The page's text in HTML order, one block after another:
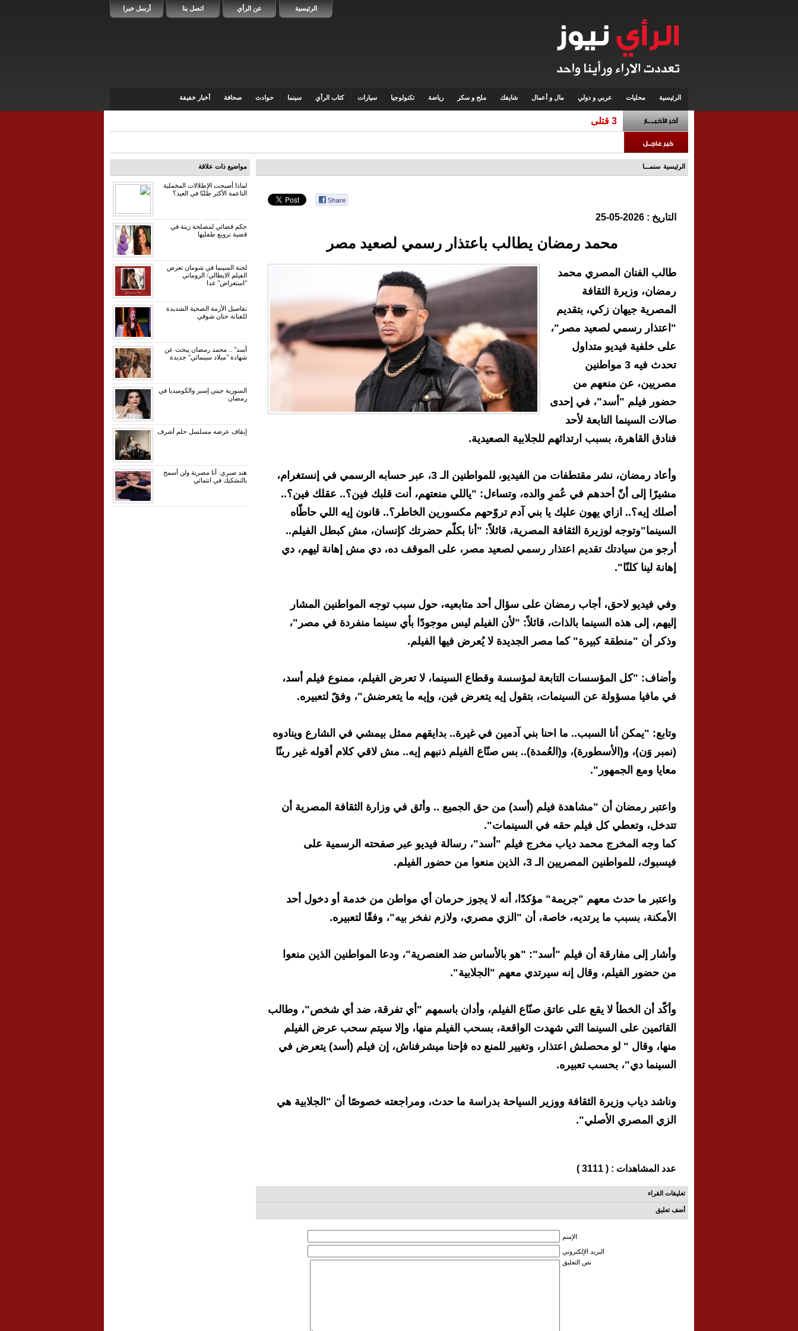
أرسل خبرا اتصل بنا عن الرأي الرئيسية
الرئيسية محليات عربي و دولي مال و أعمال شايفك ملح و سكر رياضة تكنولوجيا سيارات كتاب الرأي سينما حوادث صحافة أخبار خفيفة
3 قتلى من الق
الرئيسية سنمـــا
التاريخ : 2026-05-25
محمد رمضان يطالب باعتذار رسمي لصعيد مصر
طالب الفنان المصري محمد
رمضان، وزيرة الثقافة
المصرية جيهان زكي، بتقديم
"اعتذار رسمي لصعيد مصر"،
على خلفية فيديو متداول
تحدث فيه 3 مواطنين
مصريين، عن منعهم من
حضور فيلم "أسد"، في إحدى
صالات السينما التابعة لأحد
فنادق القاهرة، بسبب ارتدائهم للجلابية الصعيدية.
وأعاد رمضان، نشر مقتطفات من الفيديو، للمواطنين الـ 3، عبر حسابه الرسمي في إنستغرام،
مشيرًا إلى أنّ أحدهم في عُمرِ والده، وتساءل: "ياللي منعتهم، أنت قلبك فين؟.. عقلك فين؟..
أصلك إيه؟.. ازاي يهون عليك يا بني آدم تروّحهم مكسورين الخاطر؟.. قانون إيه اللي حاطّاه
السينما"وتوجه لوزيرة الثقافة المصرية، قائلاً: "أنا بكلّم حضرتك كإنسان، مش كبطل الفيلم..
أرجو من سيادتك تقديم اعتذار رسمي لصعيد مصر، على الموقف ده، دي مش إهانة ليهم، دي
إهانة لينا كلنّا".
وفي فيديو لاحق، أجاب رمضان على سؤال أحد متابعيه، حول سبب توجه المواطنين المشار
إليهم، إلى هذه السينما بالذات، قائلاً: "لأن الفيلم ليس موجودًا بأي سينما منفردة في مصر"،
وذكر أن "منطقة كبيرة" كما مصر الجديدة لا يُعرض فيها الفيلم.
وأضاف: "كل المؤسسات التابعة لمؤسسة وقطاع السينما، لا تعرض الفيلم، ممنوع فيلم أسد،
في مافيا مسؤولة عن السينمات، بتقول إيه يتعرض فين، وإيه ما يتعرضش"، وفقً لتعبيره.
وتابع: "يمكن أنا السبب.. ما احنا بني آدمين في غيرة.. بدايقهم ممثل بيمشي في الشارع وينادوه
(نمبر وَن)، و(الأسطورة)، و(العُمدة).. بس صنّاع الفيلم ذنبهم إيه.. مش لاقي كلام أقوله غير ربنّا
معايا ومع الجمهور".
واعتبر رمضان أن "مشاهدة فيلم (أسد) من حق الجميع .. وأثق في وزارة الثقافة المصرية أن
تتدخل، وتعطي كل فيلم حقه في السينمات".
كما وجه المخرج محمد دياب مخرج فيلم "أسد"، رسالة فيديو عبر صفحته الرسمية على
فيسبوك، للمواطنين المصريين الـ 3، الذين منعوا من حضور الفيلم.
واعتبر ما حدث معهم "جريمة" مؤكدًا، أنه لا يجوز حرمان أي مواطن من خدمة أو دخول أحد
الأمكنة، بسبب ما يرتديه، خاصة، أن "الزي مصري، ولازم نفخر بيه"، وفقًا لتعبيره.
وأشار إلى مفارقة أن فيلم "أسد": "هو بالأساس ضد العنصرية"، ودعا المواطنين الذين منعوا
من حضور الفيلم، وقال إنه سيرتدي معهم "الجلابية".
وأكّد أن الخطأ لا يقع على عاتق صنّاع الفيلم، وأدان باسمهم "أي تفرقة، ضد أي شخص"، وطالب
القائمين على السينما التي شهدت الواقعة، بسحب الفيلم منها، وإلا سيتم سحب عرض الفيلم
منها، وقال " لو محصلش اعتذار، وتغيير للمنع ده فإحنا ميشرفناش، إن فيلم (أسد) يتعرض في
السينما دي"، بحسب تعبيره.
وناشد دياب وزيرة الثقافة ووزير السياحة بدراسة ما حدث، ومراجعته خصوصًا أن "الجلابية هي
الزي المصري الأصلي".
عدد المشاهدات : ( 3111 )
تعليقات القراء
أضف تعليق
الإسم
البريد الإلكتروني
نص التعليق
مواضيع ذات علاقة
لماذا أصبحت الإطلالات المخملية
الناعمة الأكثر طلبًا في العيد؟
حكم قضائي لمصلحة زينة في
قضية ترويع طفليها
لجنة السينما في شومان تعرض
الفيلم الايطالي/ الروماني
"استعراض" غدا
تفاصيل الأزمة الصحية الشديدة
للفنانة حنان شوقي
أسد" .. محمد رمضان يبحث عن
شهادة "ميلاد سينمائي" جديدة
السورية جيني إسبر والكوميديا في
رمضان
إيقاف عرضه مسلسل حلم أشرف
هند صبري: أنا مصرية ولن أسمح
بالتشكيك في انتمائي